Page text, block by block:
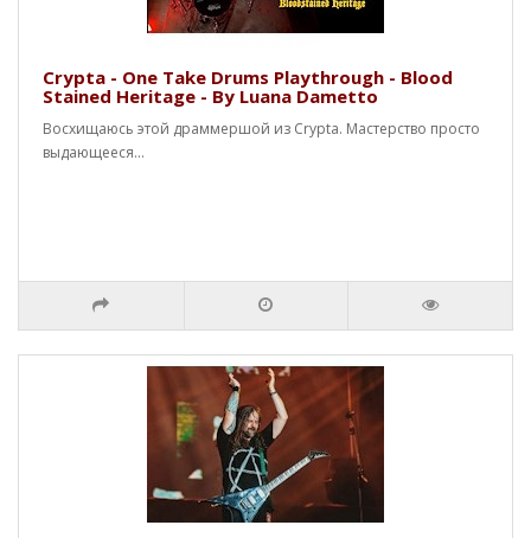
Crypta - One Take Drums Playthrough - Blood
Stained Heritage - By Luana Dametto
Восхищаюсь этой драммершой из Crypta. Мастерство просто
выдающееся...